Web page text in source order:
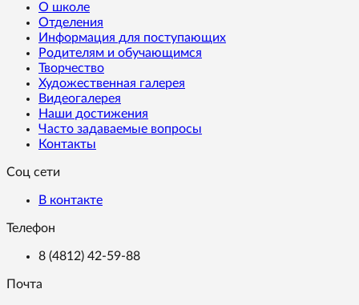
О школе
Отделения
Информация для поступающих
Родителям и обучающимся
Творчество
Художественная галерея
Видеогалерея
Наши достижения
Часто задаваемые вопросы
Контакты
Соц сети
В контакте
Телефон
8 (4812) 42-59-88
Почта